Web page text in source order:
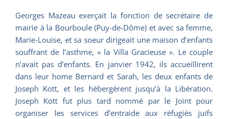
Georges Mazeau exerçait la fonction de secrétaire de
mairie à la Bourboule (Puy-de-Dôme) et avec sa femme,
Marie-Louise, et sa soeur dirigeait une maison d’enfants
souffrant de l’asthme, « la Villa Gracieuse ». Le couple
n’avait pas d’enfants. En janvier 1942, ils accueillirent
dans leur home Bernard et Sarah, les deux enfants de
Joseph Kott, et les hébergèrent jusqu’à la Libération.
Joseph Kott fut plus tard nommé par le Joint pour
organiser les services d’entraide aux réfugiés juifs